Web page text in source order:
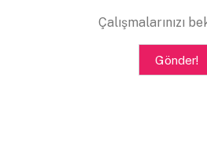
‘Baksana oğlum, burada bir not var
Çalışmalarınızı
Gönder!